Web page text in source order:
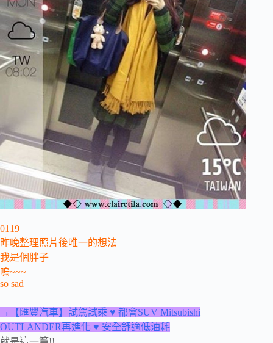
0119
昨晚整理照片後唯一的想法
我是個胖子
嗚~~~
so sad
→【匯豐汽車】試駕試乘 ♥ 都會SUV Mitsubishi
OUTLANDER再進化 ♥ 安全舒適低油耗